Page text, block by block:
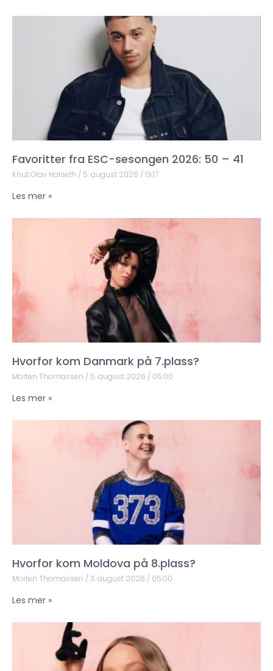
Favoritter fra ESC-sesongen 2026: 50 – 41
Knut Olav Halseth 5. august 2026 19:17
Les mer »
Hvorfor kom Danmark på 7.plass?
Morten Thomassen 5. august 2026 05:00
Les mer »
Hvorfor kom Moldova på 8.plass?
Morten Thomassen 3. august 2026 05:00
Les mer »